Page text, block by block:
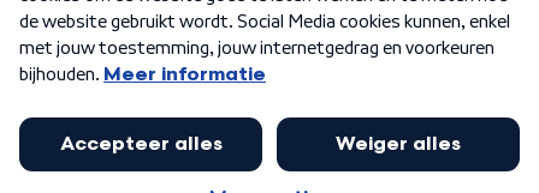
Algemene voorwaarden Privacybeleid